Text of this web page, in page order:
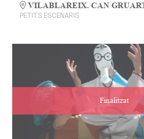
VILABLAREIX. CAN
PETITS ESCENARIS
Finalitzat